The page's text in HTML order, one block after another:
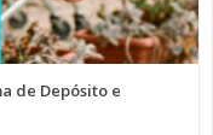
de Depósito e